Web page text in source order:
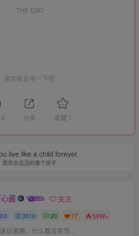
THE END
喜欢就支持一下吧
0 分享 收藏 1
live like a child forever.
愿你永远活的像个孩子
酱 关注
0 3510 20 77 59W+
伙很懒，什么都没有写...